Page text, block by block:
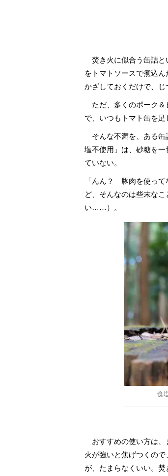
焚き火に似合う缶詰と
をトマトソースで煮込
かざしておくだけで、じ
ただ、多くのポーク＆
で、いつもトマト缶を足
そんな不満を、ある缶
塩不使用」は、砂糖を
ていない。
「んん？ 豚肉を使って
ど、そんなのは些末な
い……）。
食
おすすめの使い方は、
火が強いと焦げつくの
が、たまらなくいい。焚